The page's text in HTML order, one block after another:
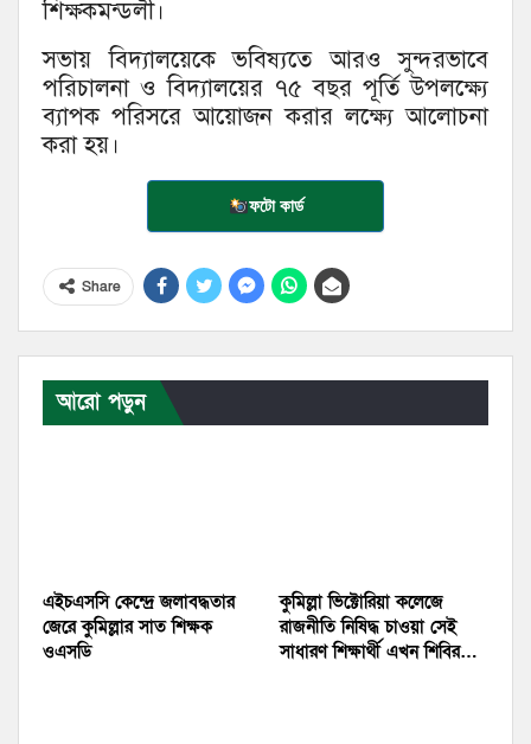
শিক্ষকমন্ডলী।
সভায় বিদ্যালয়েকে ভবিষ্যতে আরও সুন্দরভাবে
পরিচালনা ও বিদ্যালয়ের ৭৫ বছর পূর্তি উপলক্ষ্যে
ব্যাপক পরিসরে আয়োজন করার লক্ষ্যে আলোচনা
করা হয়।
ফটো কার্ড
Share
আরো পড়ুন
এইচএসসি কেন্দ্রে জলাবদ্ধতার
জেরে কুমিল্লার সাত শিক্ষক
ওএসডি
কুমিল্লা ভিক্টোরিয়া কলেজে
রাজনীতি নিষিদ্ধ চাওয়া সেই
সাধারণ শিক্ষার্থী এখন শিবির…